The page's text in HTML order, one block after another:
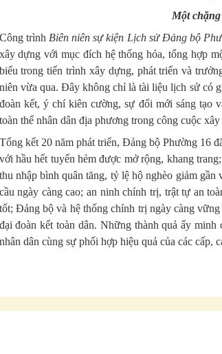
Một
Công trình Biên niên sự kiện Lịch sử Đảng bộ
xây dựng với mục đích hệ thống hóa, tổng hợp
biểu trong tiến trình xây dựng, phát triển và
niên vừa qua. Đây không chỉ là tài liệu lịch sử có
đoàn kết, ý chí kiên cường, sự đổi mới sáng tạo
toàn thể nhân dân địa phương trong công cuộc
Tổng kết 20 năm phát triển, Đảng bộ Phường 16
với hầu hết tuyến hẻm được mở rộng, khang
thu nhập bình quân tăng, tỷ lệ hộ nghèo giảm
cầu ngày càng cao; an ninh chính trị, trật tự an
tốt; Đảng bộ và hệ thống chính trị ngày càng
đại đoàn kết toàn dân. Những thành quả ấy
nhân dân cùng sự phối hợp hiệu quả của các cấp,